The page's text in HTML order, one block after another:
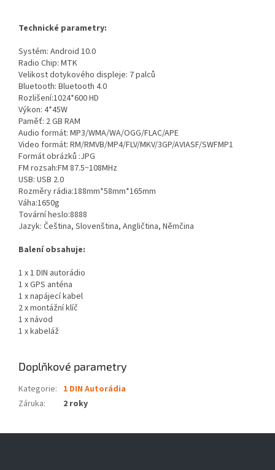
Technické parametry:
Systém: Android 10.0
Radio Chip: MTK
Velikost dotykového displeje: 7 palců
Bluetooth: Bluetooth 4.0
Rozlišení:1024*600 HD
Výkon: 4*45W
Paměť: 2 GB RAM
Audio formát: MP3/WMA/WA/OGG/FLAC/APE
Video formát: RM/RMVB/MP4/FLV/MKV/3GP/AVIASF/SWFMP1
Formát obrázků :JPG
FM rozsah:FM 87.5~108MHz
USB: USB 2.0
Rozměry rádia:188mm*58mm*165mm
Váha:1650g
Tovární heslo:8888
Jazyk: Čeština, Slovenština, Angličtina, Němčina
Balení obsahuje:
1 x 1 DIN autorádio
1 x GPS anténa
1 x napájecí kabel
2 x montážní klíč
1 x návod
1 x kabeláž
Doplňkové parametry
Kategorie: 1 DIN Autorádia
Záruka: 2 roky